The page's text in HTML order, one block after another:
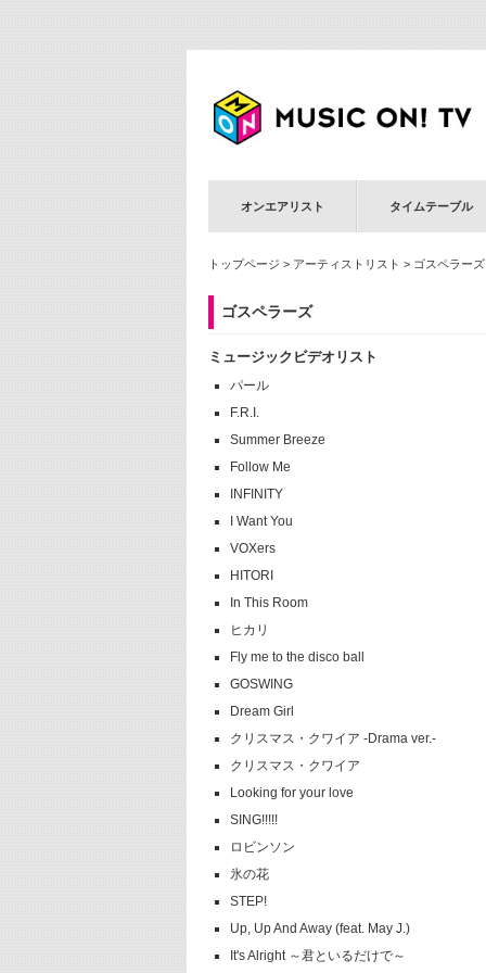
オンエアリスト タイムテーブル
トップページ > アーティストリスト > ゴスペラーズ
ゴスペラーズ
ミュージックビデオリスト
パール
F.R.I.
Summer Breeze
Follow Me
INFINITY
I Want You
VOXers
HITORI
In This Room
ヒカリ
Fly me to the disco ball
GOSWING
Dream Girl
クリスマス・クワイア -Drama ver.-
クリスマス・クワイア
Looking for your love
SING!!!!!
ロビンソン
氷の花
STEP!
Up, Up And Away (feat. May J.)
It's Alright ～君といるだけで～